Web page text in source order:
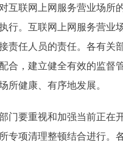
联网上网服务营业场所的
行。互联网上网服务营业
责任人员的责任。各有关
合，建立健全有效的监督
所健康、有序地发展。
要重视和加强当前正在开
专项清理整顿结合进行。